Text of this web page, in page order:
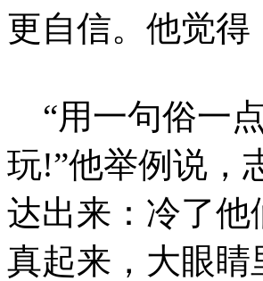
更自信。他觉
“用一句俗一
玩!”他举例说，
达出来：冷了
真起来，大眼